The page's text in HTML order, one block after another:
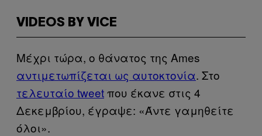
VIDEOS BY VICE
Μέχρι τώρα, ο θάνατος της Ames
αντιμετωπίζεται ως αυτοκτονία. Στο
τελευταίο tweetπου έκανε στις 4
Δεκεμβρίου, έγραψε: «Άντε γαμηθείτε
όλοι».